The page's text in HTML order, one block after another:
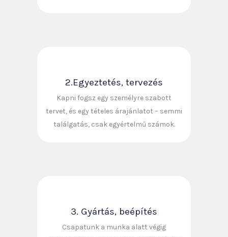
2.Egyeztetés, tervezés
Kapni fogsz egy személyre szabott
tervet, és egy tételes árajánlatot – semmi
találgatás, csak egyértelmű számok.
3. Gyártás, beépítés
Csapatunk a munka alatt végig